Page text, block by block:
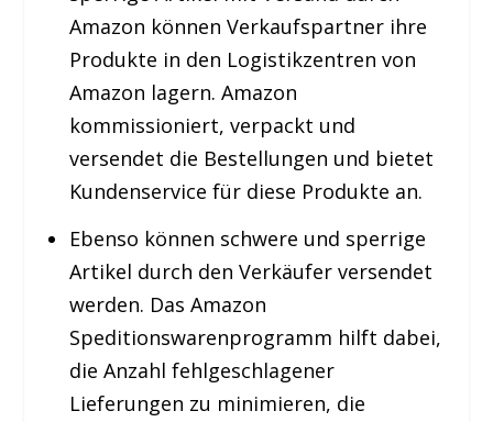
Amazon können Verkaufspartner ihre
Produkte in den Logistikzentren von
Amazon lagern. Amazon
kommissioniert, verpackt und
versendet die Bestellungen und bietet
Kundenservice für diese Produkte an.
Ebenso können schwere und sperrige
Artikel durch den Verkäufer versendet
werden. Das Amazon
Speditionswarenprogramm hilft dabei,
die Anzahl fehlgeschlagener
Lieferungen zu minimieren, die